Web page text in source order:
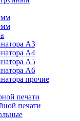
A3
A4
A5
A6
прочие
печати
печати